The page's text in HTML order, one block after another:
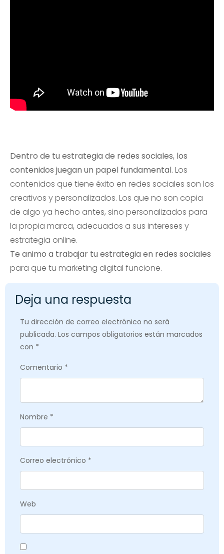
Dentro de tu estrategia de redes sociales, los
contenidos juegan un papel fundamental. Los
contenidos que tiene éxito en redes sociales son los
creativos y personalizados. Los que no son copia
de algo ya hecho antes, sino personalizados para
la propia marca, adecuados a sus intereses y
estrategia online.
Te animo a trabajar tu estrategia en redes sociales
para que tu marketing digital funcione.
Deja una respuesta
Tu dirección de correo electrónico no será
publicada. Los campos obligatorios están marcados
con *
Comentario *
Nombre *
Correo electrónico *
Web